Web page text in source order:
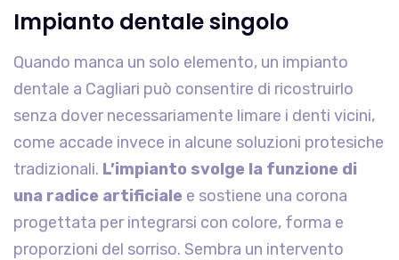
Impianto dentale singolo
Quando manca un solo elemento, un impianto
dentale a Cagliari può consentire di ricostruirlo
senza dover necessariamente limare i denti vicini,
come accade invece in alcune soluzioni protesiche
tradizionali. L’impianto svolge la funzione di
una radice artificiale e sostiene una corona
progettata per integrarsi con colore, forma e
proporzioni del sorriso. Sembra un intervento